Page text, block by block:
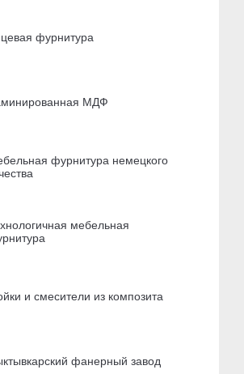
фурнитура
МДФ
фурнитура немецкого
мебельная
и смесители из композита
фанерный завод